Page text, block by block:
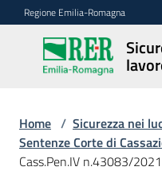
Vai al contenuto
Vai alla navigazione
Vai al footer
Regione Emilia-Romagna
Sicurezza
nei
lavoro
Home / Sicurezza nei
Sentenze Corte di
Cass.Pen.IV n.43083/